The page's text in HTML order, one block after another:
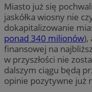
Miasto już się
jaskółka wiosny nie
dokapitalizowanie
ponad 340 milionów),
finansowej na
w przyszłości nie
dalszym ciągu będą
opinie pozytywne już